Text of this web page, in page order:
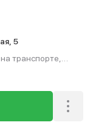
5
транспорте,